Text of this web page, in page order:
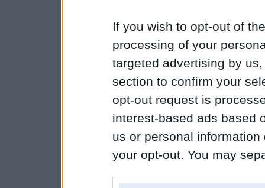
If you wish to opt-out of
processing of your
targeted advertising by
section to confirm your
opt-out request is
interest-based ads based
us or personal
your opt-out. You may